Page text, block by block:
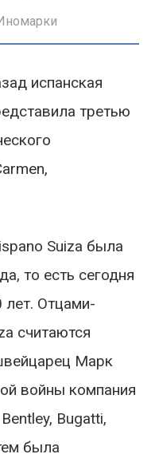
испанская
третью
Suiza была
то есть сегодня
лет. Отцами-
считаются
Марк
войны компания
Bugatti,
была